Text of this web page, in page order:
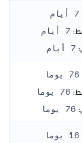
7 أيام
7 أيام
7 أيام
76 يوما
76 يوما
76 يوما
16 يوما